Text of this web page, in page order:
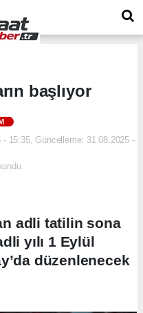
başlıyor
- 15:35, Güncelleme: 31.08.2025 -
adli tatilin sona
yılı 1 Eylül
düzenlenecek